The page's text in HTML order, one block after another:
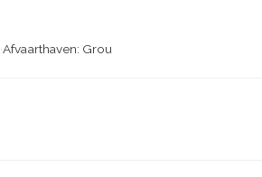
·Afvaarthaven: Grou